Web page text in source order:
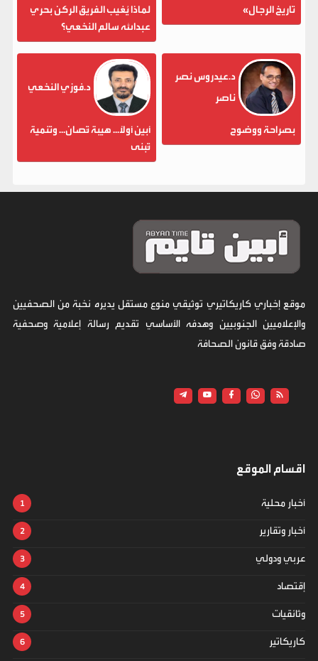
تاريخ الرجال»
لماذا يُغيب الفريق الركن بحري
عبدالله سالم النخعي؟
د.عيدروس نصر
ناصر
بصراحة ووضوح
د.فوزي النخعي
أبين أولاً... هيبة تُصان... وتنمية
تُبنى
موقع إخباري كاريكاتيري توثيقي منوع مستقل يديره نخبة من الصحفيين
والإعلاميين الجنوبيين وهدفه الأساسي تقديم رسالة إعلامية وصحفية
صادقة وفق قانون الصحافة
اقسام الموقع
أخبار محلية
أخبار وتقارير
عربي ودولي
إقتصاد
وثائقيات
كاريكاتير